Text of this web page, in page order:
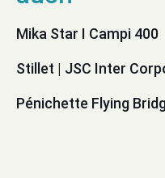
Mika Star I Campi 400
Stillet | JSC Inter
Pénichette Flying